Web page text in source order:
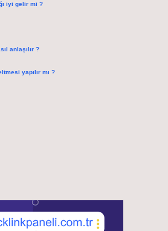
iyi gelir mi ?
anlaşılır ?
yapılır mı ?